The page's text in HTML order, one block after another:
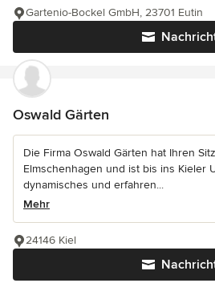
Gartenio-Bockel GmbH, 23701 Eutin
Oswald Gärten
Die Firma Oswald Gärten hat Ihren
Elmschenhagen und ist bis ins Kieler
dynamisches und erfahren...
Mehr
24146 Kiel